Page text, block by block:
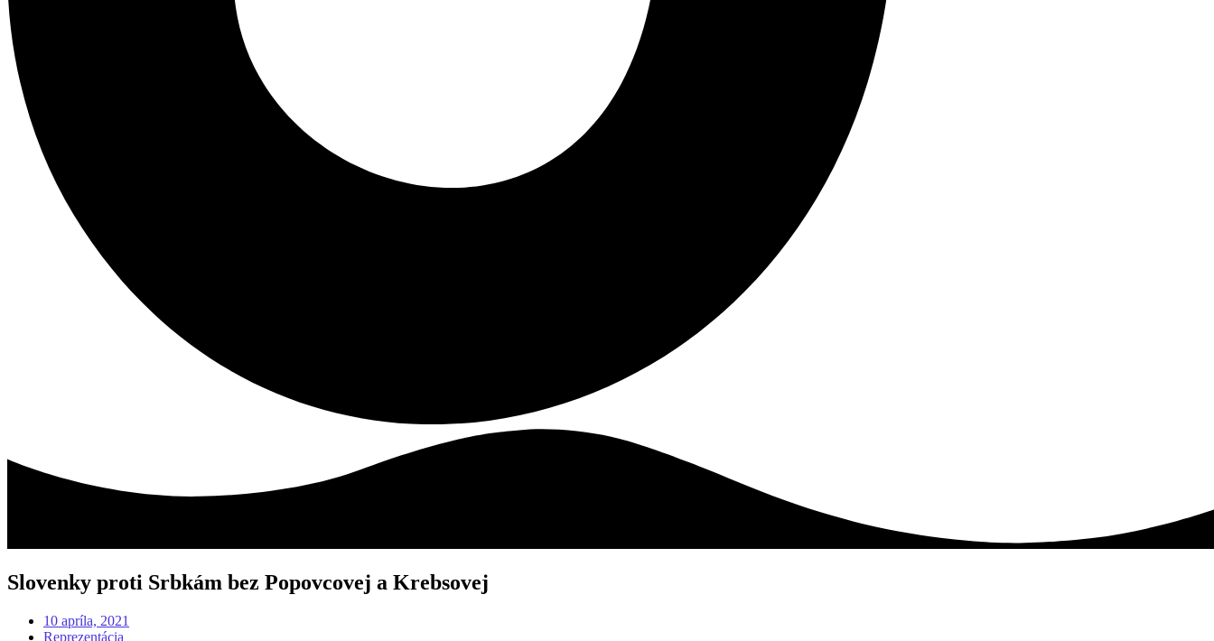
Slovenky proti Srbkám bez Popovcovej a Krebsovej
10 apríla, 2021
Reprezentácia